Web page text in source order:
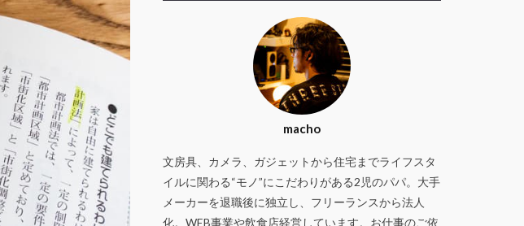
macho
文房具、カメラ、ガジェットから住宅までライフスタ
イルに関わる“モノ”にこだわりがある2児のパパ。大手
メーカーを退職後に独立し、フリーランスから法人
化。WEB事業や飲食店経営しています。お仕事のご依